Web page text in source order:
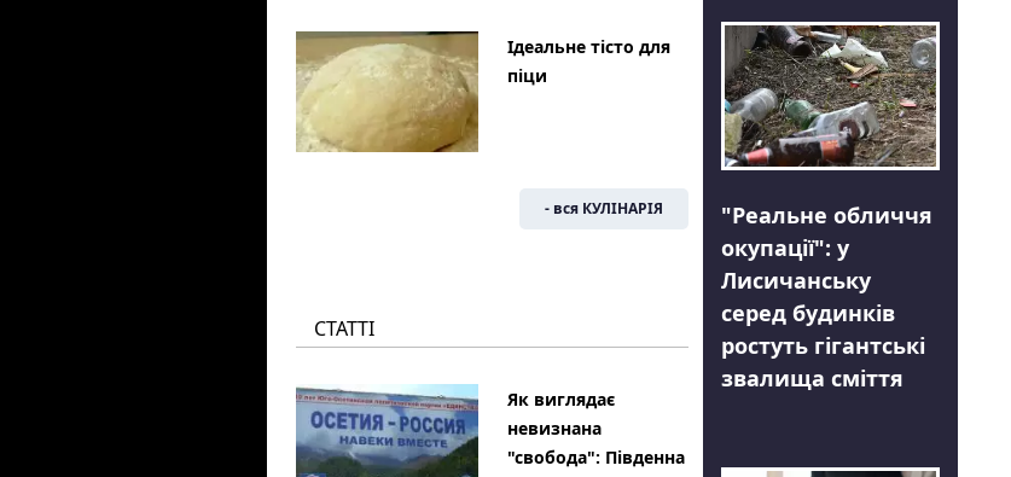
Ідеальне тісто для
піци
- вся КУЛІНАРІЯ
СТАТТІ
Як виглядає
невизнана
"свобода": Південна
"Реальне обличчя
окупації": у
Лисичанську
серед будинків
ростуть гігантські
звалища сміття